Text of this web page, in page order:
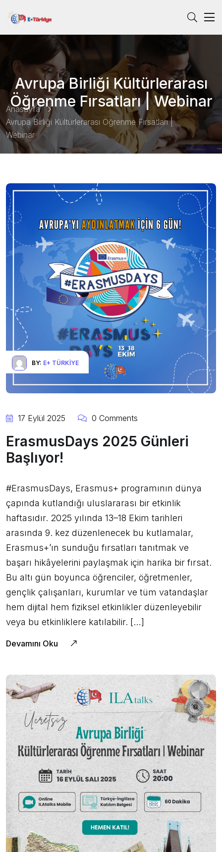
Avrupa Birliği Kültürlerarası
Öğrenme Fırsatları | Webinar
Anasayfa
Avrupa Birliği Kültürlerarası Öğrenme Fırsatları |
Webinar
BY: E+ TÜRKIYE
17 Eylül 2025 0 Comments
ErasmusDays 2025 Günleri
Başlıyor!
#ErasmusDays, Erasmus+ programının dünya
çapında kutlandığı uluslararası bir etkinlik
haftasıdır. 2025 yılında 13–18 Ekim tarihleri
arasında 9. kez düzenlenecek bu kutlamalar,
Erasmus+’ın sunduğu fırsatları tanıtmak ve
başarı hikâyelerini paylaşmak için harika bir fırsat.
Bu altı gün boyunca öğrenciler, öğretmenler,
gençlik çalışanları, kurumlar ve tüm vatandaşlar
hem dijital hem fiziksel etkinlikler düzenleyebilir
veya bu etkinliklere katılabilir. […]
Devamını Oku